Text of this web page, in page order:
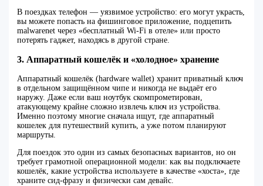
В поездках телефон — уязвимое устройство: его могут украсть,
вы можете попасть на фишинговое приложение, подцепить
malwarenet через «бесплатный Wi‑Fi в отеле» или просто
потерять гаджет, находясь в другой стране.
3. Аппаратный кошелёк и «холодное» хранение
Аппаратный кошелёк (hardware wallet) хранит приватный ключ
в отдельном защищённом чипе и никогда не выдаёт его
наружу. Даже если ваш ноутбук скомпрометирован,
атакующему крайне сложно извлечь ключ из устройства.
Именно поэтому многие сначала ищут, где аппаратный
кошелек для путешествий купить, а уже потом планируют
маршруты.
Для поездок это один из самых безопасных вариантов, но он
требует грамотной операционной модели: как вы подключаете
кошелёк, какие устройства используете в качестве «хоста», где
храните сид-фразу и физически сам девайс.